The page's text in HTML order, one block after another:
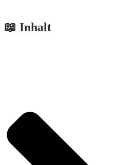
📖 Inhalt